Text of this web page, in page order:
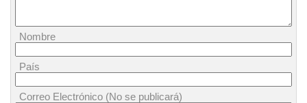
Nombre
País
Correo Electrónico (No se publicará)